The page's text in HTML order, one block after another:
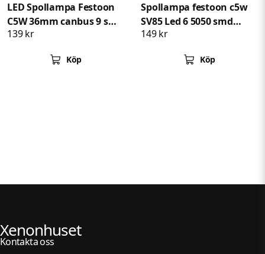
LED Spollampa Festoon
C5W 36mm canbus 9 smd
2pack
139 kr
Köp
Spollampa festoon c5w
SV85 Led 6 5050 smd
Canbus 36mm 2-pack
149 kr
Köp
Xenonhuset
Kontakta oss